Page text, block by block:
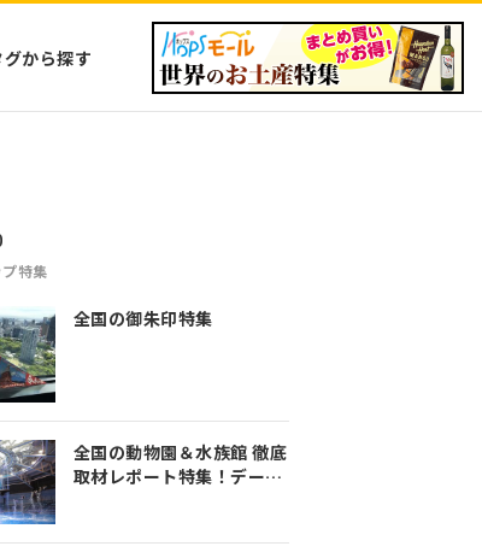
グから探す
特集
全国の御朱印特集
全国の動物園＆水族館 徹底
取材レポート特集！デート